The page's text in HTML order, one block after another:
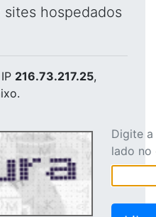
hospedados
216.73.217.25,
Digite
lado no